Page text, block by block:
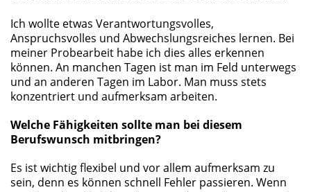
Ich wollte etwas Verantwortungsvolles,
Anspruchsvolles und Abwechslungsreiches lernen. Bei
meiner Probearbeit habe ich dies alles erkennen
können. An manchen Tagen ist man im Feld unterwegs
und an anderen Tagen im Labor. Man muss stets
konzentriert und aufmerksam arbeiten.
Welche Fähigkeiten sollte man bei diesem
Berufswunsch mitbringen?
Es ist wichtig flexibel und vor allem aufmerksam zu
sein, denn es können schnell Fehler passieren. Wenn